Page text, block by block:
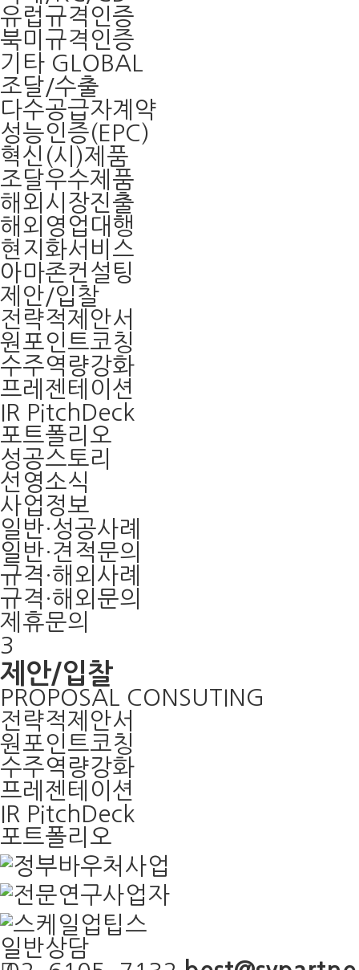
유럽규격인증
북미규격인증
기타 GLOBAL
조달/수출
다수공급자계약
성능인증(EPC)
혁신(시)제품
조달우수제품
해외시장진출
해외영업대행
현지화서비스
아마존컨설팅
제안/입찰
전략적제안서
원포인트코칭
수주역량강화
프레젠테이션
IR PitchDeck
포트폴리오
성공스토리
선영소식
사업정보
일반·성공사례
일반·견적문의
규격·해외사례
규격·해외문의
제휴문의
3
제안/입찰
PROPOSAL CONSUTING
전략적제안서
원포인트코칭
수주역량강화
프레젠테이션
IR PitchDeck
포트폴리오
일반상담